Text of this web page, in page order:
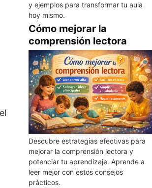
y ejemplos para transformar tu aula
hoy mismo.
Cómo mejorar la
comprensión lectora
Descubre estrategias efectivas para
mejorar la comprensión lectora y
potenciar tu aprendizaje. Aprende a
leer mejor con estos consejos
prácticos.